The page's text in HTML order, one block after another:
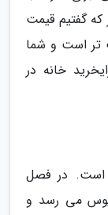
گفتیم قیمت
تر است و شما
خانه در
است. در فصل
می رسد و